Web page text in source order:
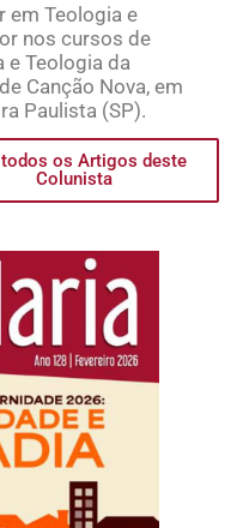
em Teologia e
nos cursos de
e Teologia da
Canção Nova, em
Paulista (SP).
os Artigos deste
Colunista